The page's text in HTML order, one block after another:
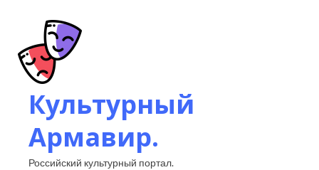
Культурный
Армавир.
Российский культурный портал.